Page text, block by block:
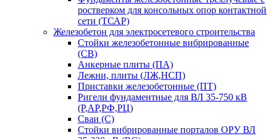
ростверком для консольных опор контактной
сети (ТСАР)
Железобетон для электросетевого строительства
Стойки железобетонные вибрированные
(СВ)
Анкерные плиты (ПА)
Лежни, плиты (ЛЖ,НСП)
Приставки железобетонные (ПТ)
Ригели фундаментные для ВЛ 35-750 кВ
(Р,АР,РФ,РЦ)
Сваи (С)
Стойки вибрированные порталов ОРУ ВЛ